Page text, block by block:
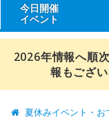
今日開催
イベント
2026年情報へ順
報もござ
夏休みイベント・お